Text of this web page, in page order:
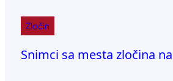
Zločin
Snimci sa mesta zločina